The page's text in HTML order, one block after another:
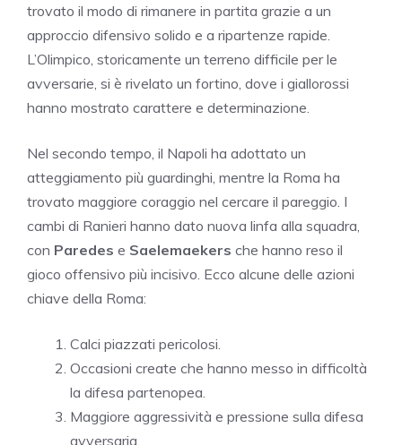
trovato il modo di rimanere in partita grazie a un
approccio difensivo solido e a ripartenze rapide.
L’Olimpico, storicamente un terreno difficile per le
avversarie, si è rivelato un fortino, dove i giallorossi
hanno mostrato carattere e determinazione.
Nel secondo tempo, il Napoli ha adottato un
atteggiamento più guardinghi, mentre la Roma ha
trovato maggiore coraggio nel cercare il pareggio. I
cambi di Ranieri hanno dato nuova linfa alla squadra,
con Paredes e Saelemaekers che hanno reso il
gioco offensivo più incisivo. Ecco alcune delle azioni
chiave della Roma:
Calci piazzati pericolosi.
Occasioni create che hanno messo in difficoltà
la difesa partenopea.
Maggiore aggressività e pressione sulla difesa
avversaria.